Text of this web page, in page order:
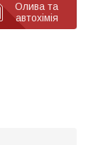
Олива та
автохімія